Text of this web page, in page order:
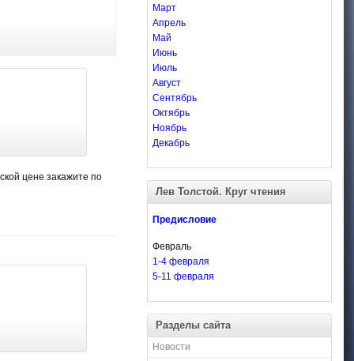
цене закажите по
Март
Апрель
Май
Июнь
Июль
Август
Сентябрь
Октябрь
Ноябрь
Декабрь
Лев Толстой. Круг чтения
Предисловие
Февраль
1-4 февраля
5-11 февраля
Разделы сайта
Новости